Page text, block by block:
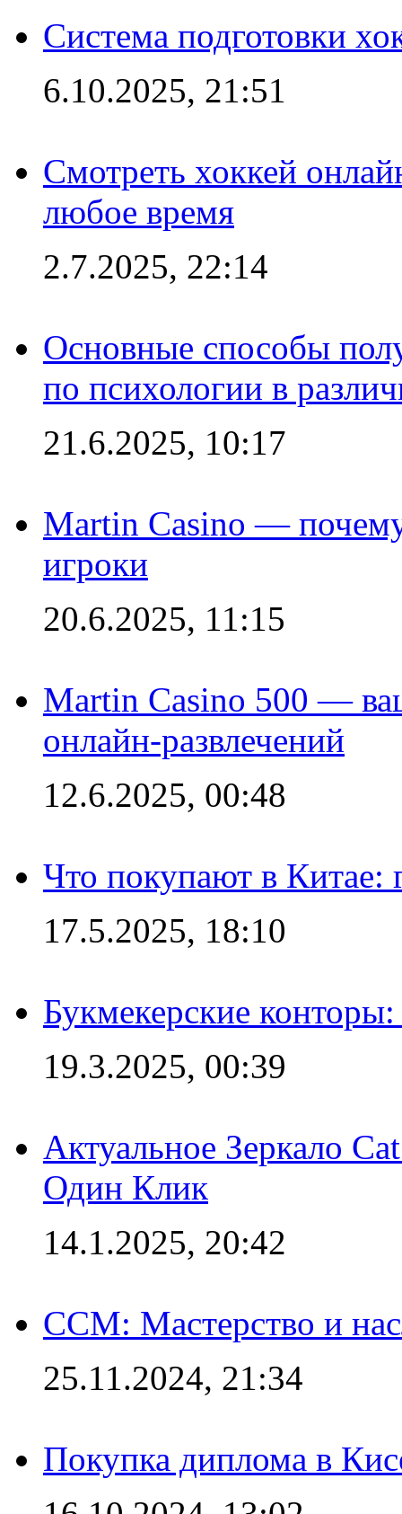
Система подготовки
6.10.2025, 21:51
Смотреть хоккей
любое время
2.7.2025, 22:14
Основные способы
по психологии в
21.6.2025, 10:17
Martin Casino —
игроки
20.6.2025, 11:15
Martin Casino 500 —
онлайн-развлечений
12.6.2025, 00:48
Что покупают в Китае:
17.5.2025, 18:10
Букмекерские
19.3.2025, 00:39
Актуальное Зеркало
Один Клик
14.1.2025, 20:42
CCM: Мастерство и
25.11.2024, 21:34
Покупка диплома в